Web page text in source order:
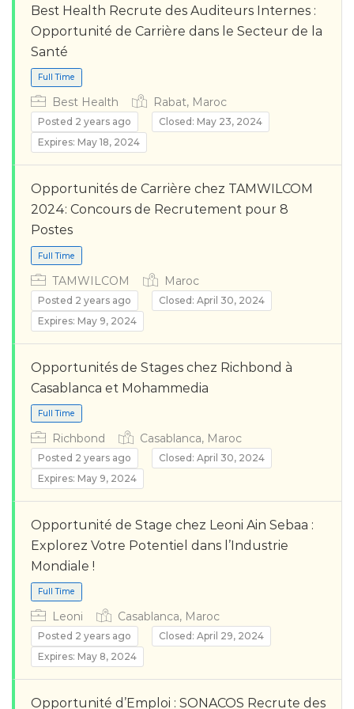
Full Time
Best Health Recrute des Auditeurs Internes :
Opportunité de Carrière dans le Secteur de la
Santé
Full Time
Best Health Rabat, Maroc
Posted 2 years ago
Closed: May 23, 2024
Expires: May 18, 2024
Opportunités de Carrière chez TAMWILCOM
2024: Concours de Recrutement pour 8
Postes
Full Time
TAMWILCOM Maroc
Posted 2 years ago
Closed: April 30, 2024
Expires: May 9, 2024
Opportunités de Stages chez Richbond à
Casablanca et Mohammedia
Richbond Casablanca, Maroc
Posted 2 years ago
Closed: April 30, 2024
Expires: May 9, 2024
Opportunité de Stage chez Leoni Ain Sebaa :
Explorez Votre Potentiel dans l’Industrie
Mondiale !
Leoni Casablanca, Maroc
Posted 2 years ago
Closed: April 29, 2024
Expires: May 8, 2024
Opportunité d’Emploi : SONACOS Recrute des